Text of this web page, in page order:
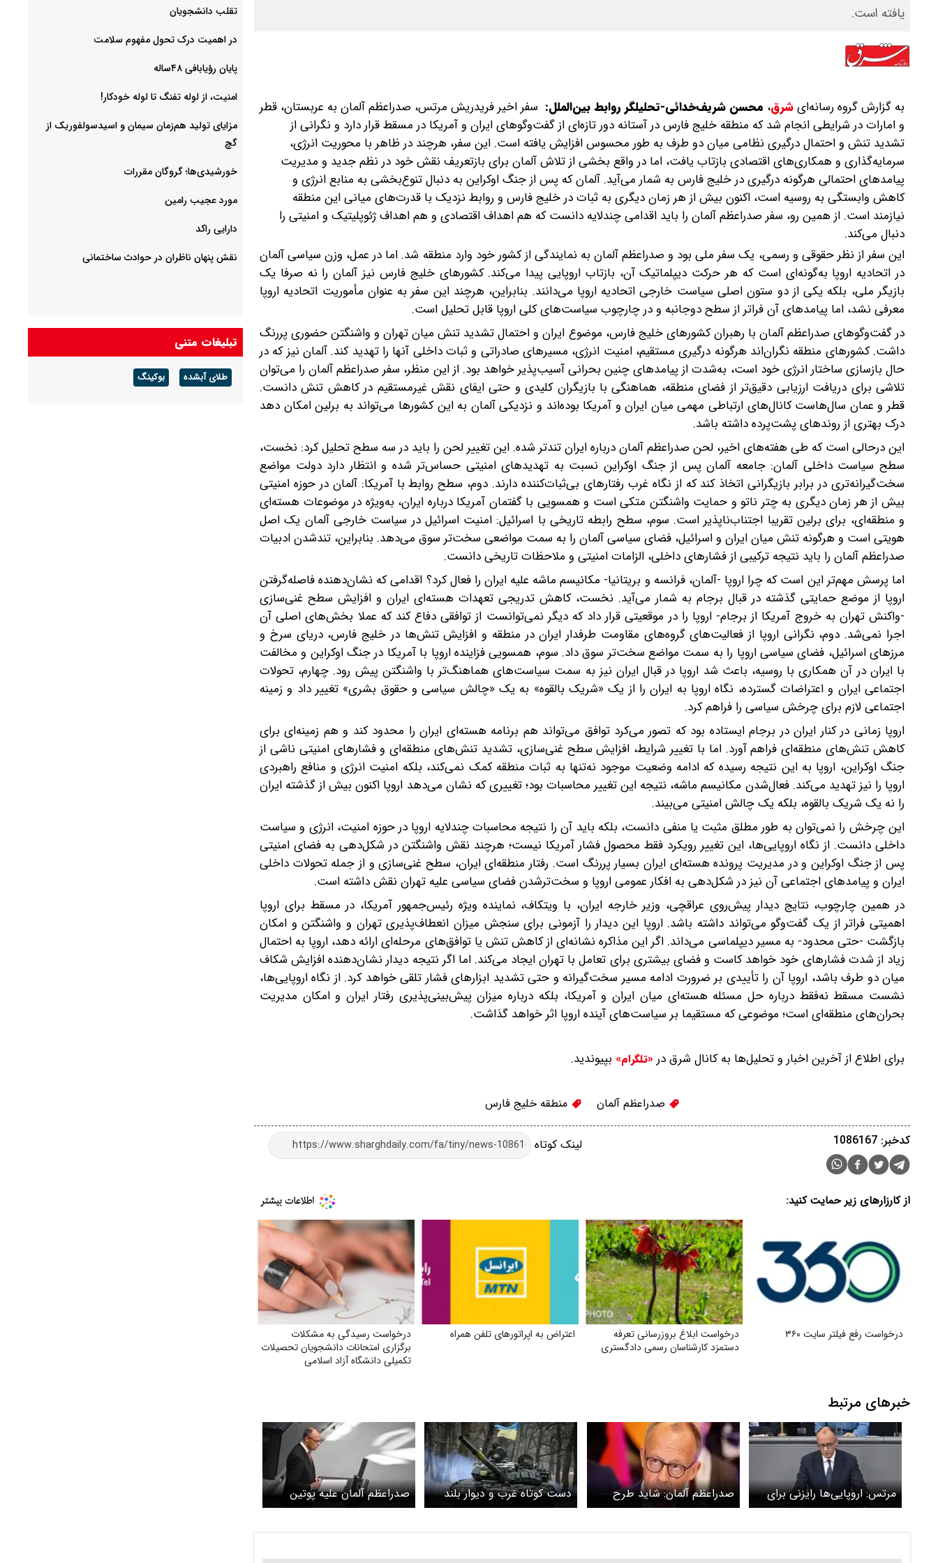
یافته است.
به گزارش گروه رسانه‌ایشرق، محسن شریف‌خدائی-تحلیلگر روابط بین‌الملل: سفر اخیر فریدریش مرتس، صدراعظم آلمان به عربستان، قطر
و امارات در شرایطی انجام شد که منطقه خلیج فارس در آستانه دور تازه‌ای از گفت‌وگوهای ایران و آمریکا در مسقط قرار دارد و نگرانی از
تشدید تنش و احتمال درگیری نظامی میان دو طرف به‌ طور محسوس افزایش یافته است. این سفر، هرچند در ظاهر با محوریت انرژی،
سرمایه‌گذاری و همکاری‌های اقتصادی بازتاب یافت، اما در واقع بخشی از تلاش آلمان برای بازتعریف نقش خود در نظم جدید و مدیریت
پیامدهای احتمالی هرگونه درگیری در خلیج فارس به شمار می‌آید. آلمان که پس از جنگ اوکراین به‌ دنبال تنوع‌بخشی به منابع انرژی و
کاهش وابستگی به روسیه است، اکنون بیش از هر زمان دیگری به ثبات در خلیج فارس و روابط نزدیک با قدرت‌های میانی این منطقه
نیازمند است. از همین رو، سفر صدراعظم آلمان را باید اقدامی چندلایه دانست که هم اهداف اقتصادی و هم اهداف ژئوپلیتیک و امنیتی را
دنبال می‌کند.
این سفر از نظر حقوقی و رسمی، یک سفر ملی بود و صدراعظم آلمان به نمایندگی از کشور خود وارد منطقه شد. اما در عمل، وزن سیاسی آلمان
در اتحادیه اروپا به‌گونه‌ای است که هر حرکت دیپلماتیک آن، بازتاب اروپایی پیدا می‌کند. کشورهای خلیج فارس نیز آلمان را نه صرفا یک
بازیگر ملی، بلکه یکی از دو ستون اصلی سیاست خارجی اتحادیه اروپا می‌دانند. بنابراین، هرچند این سفر به‌ عنوان مأموریت اتحادیه اروپا
معرفی نشد، اما پیامدهای آن فراتر از سطح دوجانبه و در چارچوب سیاست‌های کلی اروپا قابل تحلیل است.
در گفت‌وگوهای صدراعظم آلمان با رهبران کشورهای خلیج فارس، موضوع ایران و احتمال تشدید تنش میان تهران و واشنگتن حضوری پررنگ
داشت. کشورهای منطقه نگران‌اند هرگونه درگیری مستقیم، امنیت انرژی، مسیرهای صادراتی و ثبات داخلی آنها را تهدید کند. آلمان نیز که در
حال بازسازی ساختار انرژی خود است، به‌شدت از پیامدهای چنین بحرانی آسیب‌پذیر خواهد بود. از این منظر، سفر صدراعظم آلمان را می‌توان
تلاشی برای دریافت ارزیابی دقیق‌تر از فضای منطقه، هماهنگی با بازیگران کلیدی و حتی ایفای نقش غیرمستقیم در کاهش تنش دانست.
قطر و عمان سال‌هاست کانال‌های ارتباطی مهمی میان ایران و آمریکا بوده‌اند و نزدیکی آلمان به این کشورها می‌تواند به برلین امکان دهد
درک بهتری از روندهای پشت‌پرده داشته باشد.
این درحالی است که طی هفته‌های اخیر، لحن صدراعظم آلمان درباره ایران تندتر شده. این تغییر لحن را باید در سه سطح تحلیل کرد: نخست،
سطح سیاست داخلی آلمان: جامعه آلمان پس از جنگ اوکراین نسبت به تهدیدهای امنیتی حساس‌تر شده و انتظار دارد دولت مواضع
سخت‌گیرانه‌تری در برابر بازیگرانی اتخاذ کند که از نگاه غرب رفتارهای بی‌ثبات‌کننده دارند. دوم، سطح روابط با آمریکا: آلمان در حوزه امنیتی
بیش از هر زمان دیگری به چتر ناتو و حمایت واشنگتن متکی است و همسویی با گفتمان آمریکا درباره ایران، به‌ویژه در موضوعات هسته‌ای
و منطقه‌ای، برای برلین تقریبا اجتناب‌ناپذیر است. سوم، سطح رابطه تاریخی با اسرائیل: امنیت اسرائیل در سیاست خارجی آلمان یک اصل
هویتی است و هرگونه تنش میان ایران و اسرائیل، فضای سیاسی آلمان را به سمت مواضعی سخت‌تر سوق می‌دهد. بنابراین، تندشدن ادبیات
صدراعظم آلمان را باید نتیجه ترکیبی از فشارهای داخلی، الزامات امنیتی و ملاحظات تاریخی دانست.
اما پرسش مهم‌تر این است که چرا اروپا -آلمان، فرانسه و بریتانیا- مکانیسم ماشه علیه ایران را فعال کرد؟ اقدامی که نشان‌دهنده فاصله‌گرفتن
اروپا از موضع حمایتی گذشته در قبال برجام به شمار می‌آید. نخست، کاهش تدریجی تعهدات هسته‌ای ایران و افزایش سطح غنی‌سازی
-واکنش تهران به خروج آمریکا از برجام- اروپا را در موقعیتی قرار داد که دیگر نمی‌توانست از توافقی دفاع کند که عملا بخش‌های اصلی آن
اجرا نمی‌شد. دوم، نگرانی اروپا از فعالیت‌های گروه‌های مقاومت طرفدار ایران در منطقه‌ و افزایش تنش‌ها در خلیج فارس، دریای سرخ و
مرزهای اسرائیل، فضای سیاسی اروپا را به سمت مواضع سخت‌تر سوق داد. سوم، همسویی فزاینده اروپا با آمریکا در جنگ اوکراین و مخالفت
با ایران در آن همکاری با روسیه، باعث شد اروپا در قبال ایران نیز به سمت سیاست‌های هماهنگ‌تر با واشنگتن پیش رود. چهارم، تحولات
اجتماعی ایران و اعتراضات گسترده، نگاه اروپا به ایران را از یک «شریک بالقوه» به یک «چالش سیاسی و حقوق بشری» تغییر داد و زمینه
اجتماعی لازم برای چرخش سیاسی را فراهم کرد.
اروپا زمانی در کنار ایران در برجام ایستاده بود که تصور می‌کرد توافق می‌تواند هم برنامه هسته‌ای ایران را محدود کند و هم زمینه‌ای برای
کاهش تنش‌های منطقه‌ای فراهم آورد. اما با تغییر شرایط، افزایش سطح غنی‌سازی، تشدید تنش‌های منطقه‌ای و فشارهای امنیتی ناشی از
جنگ اوکراین، اروپا به این نتیجه رسیده که ادامه وضعیت موجود نه‌تنها به ثبات منطقه کمک نمی‌کند، بلکه امنیت انرژی و منافع راهبردی
اروپا را نیز تهدید می‌کند. فعال‌شدن مکانیسم ماشه، نتیجه این تغییر محاسبات بود؛ تغییری که نشان می‌دهد اروپا اکنون بیش از گذشته ایران
را نه یک شریک بالقوه، بلکه یک چالش امنیتی می‌بیند.
این چرخش را نمی‌توان به‌ طور مطلق مثبت یا منفی دانست، بلکه باید آن را نتیجه محاسبات چندلایه اروپا در حوزه امنیت، انرژی و سیاست
داخلی دانست. از نگاه اروپایی‌ها، این تغییر رویکرد فقط محصول فشار آمریکا نیست؛ هرچند نقش واشنگتن در شکل‌دهی به فضای امنیتی
پس از جنگ اوکراین و در مدیریت پرونده هسته‌ای ایران بسیار پررنگ است. رفتار منطقه‌ای ایران، سطح غنی‌سازی و از جمله تحولات داخلی
ایران و پیامدهای اجتماعی آن نیز در شکل‌دهی به افکار عمومی اروپا و سخت‌ترشدن فضای سیاسی علیه تهران نقش داشته است.
در همین چارچوب، نتایج دیدار پیش‌روی عراقچی، وزیر خارجه ایران، با ویتکاف، نماینده ویژه رئیس‌جمهور آمریکا، در مسقط برای اروپا
اهمیتی فراتر از یک گفت‌وگو می‌تواند داشته باشد. اروپا این دیدار را آزمونی برای سنجش میزان انعطاف‌پذیری تهران و واشنگتن و امکان
بازگشت -حتی محدود- به مسیر دیپلماسی می‌داند. اگر این مذاکره نشانه‌ای از کاهش تنش یا توافق‌های مرحله‌ای ارائه دهد، اروپا به احتمال
زیاد از شدت فشارهای خود خواهد کاست و فضای بیشتری برای تعامل با تهران ایجاد می‌کند. اما اگر نتیجه دیدار نشان‌دهنده افزایش شکاف
میان دو طرف باشد، اروپا آن را تأییدی بر ضرورت ادامه مسیر سخت‌گیرانه و حتی تشدید ابزارهای فشار تلقی خواهد کرد. از نگاه اروپایی‌ها،
نشست مسقط نه‌فقط درباره حل مسئله هسته‌ای میان ایران و آمریکا، بلکه درباره میزان پیش‌بینی‌پذیری رفتار ایران و امکان مدیریت
بحران‌های منطقه‌ای است؛ موضوعی که مستقیما بر سیاست‌های آینده اروپا اثر خواهد گذاشت.
برای اطلاع از آخرین اخبار و تحلیل‌ها به کانال شرق در «تلگرام» بپیوندید.
صدراعظم آلمان منطقه خلیج فارس
لینک کوتاه کدخبر: 1086167
از کارزارهای زیر حمایت کنید:
درخواست رفع فیلتر سایت ۳۶۰
درخواست ابلاغ بروز‌رسانی تعرفه
دستمزد کارشناسان رسمی دادگستری
اعتراض به اپراتورهای تلفن همراه
درخواست رسیدگی به مشکلات
برگزاری امتحانات دانشجویان تحصیلات
تکمیلی دانشگاه آزاد اسلامی
خبرهای مرتبط
مرتس: اروپایی‌ها رایزنی برای
ایجاد چتر هسته‌ای مشترک را
صدراعظم آلمان: شاید طرح
صلح جدید اوکراین تا قبل از
دست کوتاه غرب و دیوار بلند
جنگ اوکراین
صدراعظم آلمان علیه پوتین
واکنش نشان داد
‌تقلب دانشجویان
در اهمیت درک تحول مفهوم سلامت
پایان رؤیابافی ۴۸ساله
امنیت، از لوله تفنگ تا ‌لوله خودکار!
مزایای تولید هم‌زمان سیمان و اسیدسولفوریک از
گچ
خورشیدی‌ها؛ گروگان مقررات
مورد عجیب رامین
دارایی راکد
نقش پنهان ناظران در حوادث ساختمانی
تبلیغات متنی
طلای آبشده بوکینگ